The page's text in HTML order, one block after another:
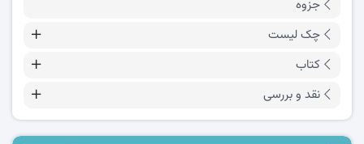
جزوه
چک لیست
کتاب
نقد و بررسی